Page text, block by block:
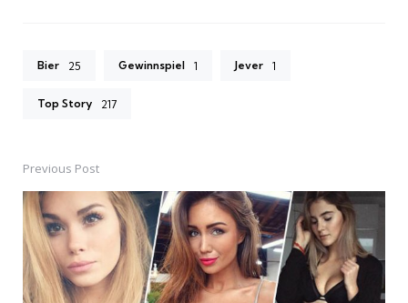
Bier 25 Gewinnspiel 1 Jever 1
Top Story 217
Post
navigation
Previous Post